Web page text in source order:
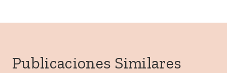
Publicaciones Similares